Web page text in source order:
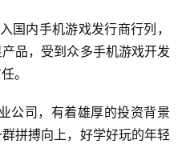
品，受到众多手机游戏开发
。
拼搏向上，好学好玩的年轻